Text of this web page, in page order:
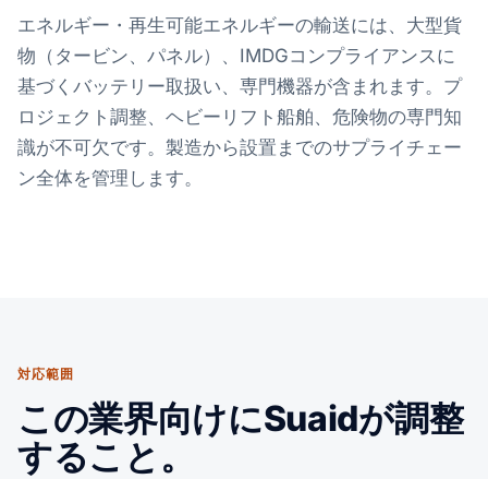
エネルギー・再生可能エネルギーの輸送には、大型貨
物（タービン、パネル）、IMDGコンプライアンスに
基づくバッテリー取扱い、専門機器が含まれます。プ
ロジェクト調整、ヘビーリフト船舶、危険物の専門知
識が不可欠です。製造から設置までのサプライチェー
ン全体を管理します。
対応範囲
この業界向けにSuaidが調整
すること。